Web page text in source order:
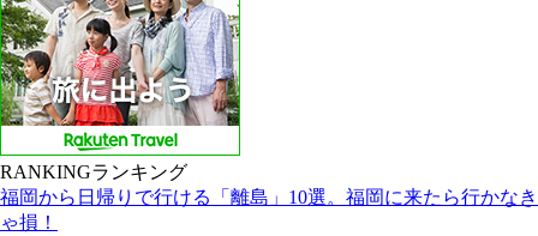
RANKINGランキング
福岡から日帰りで行ける「離島」10選。福岡に来たら行かなき
ゃ損！